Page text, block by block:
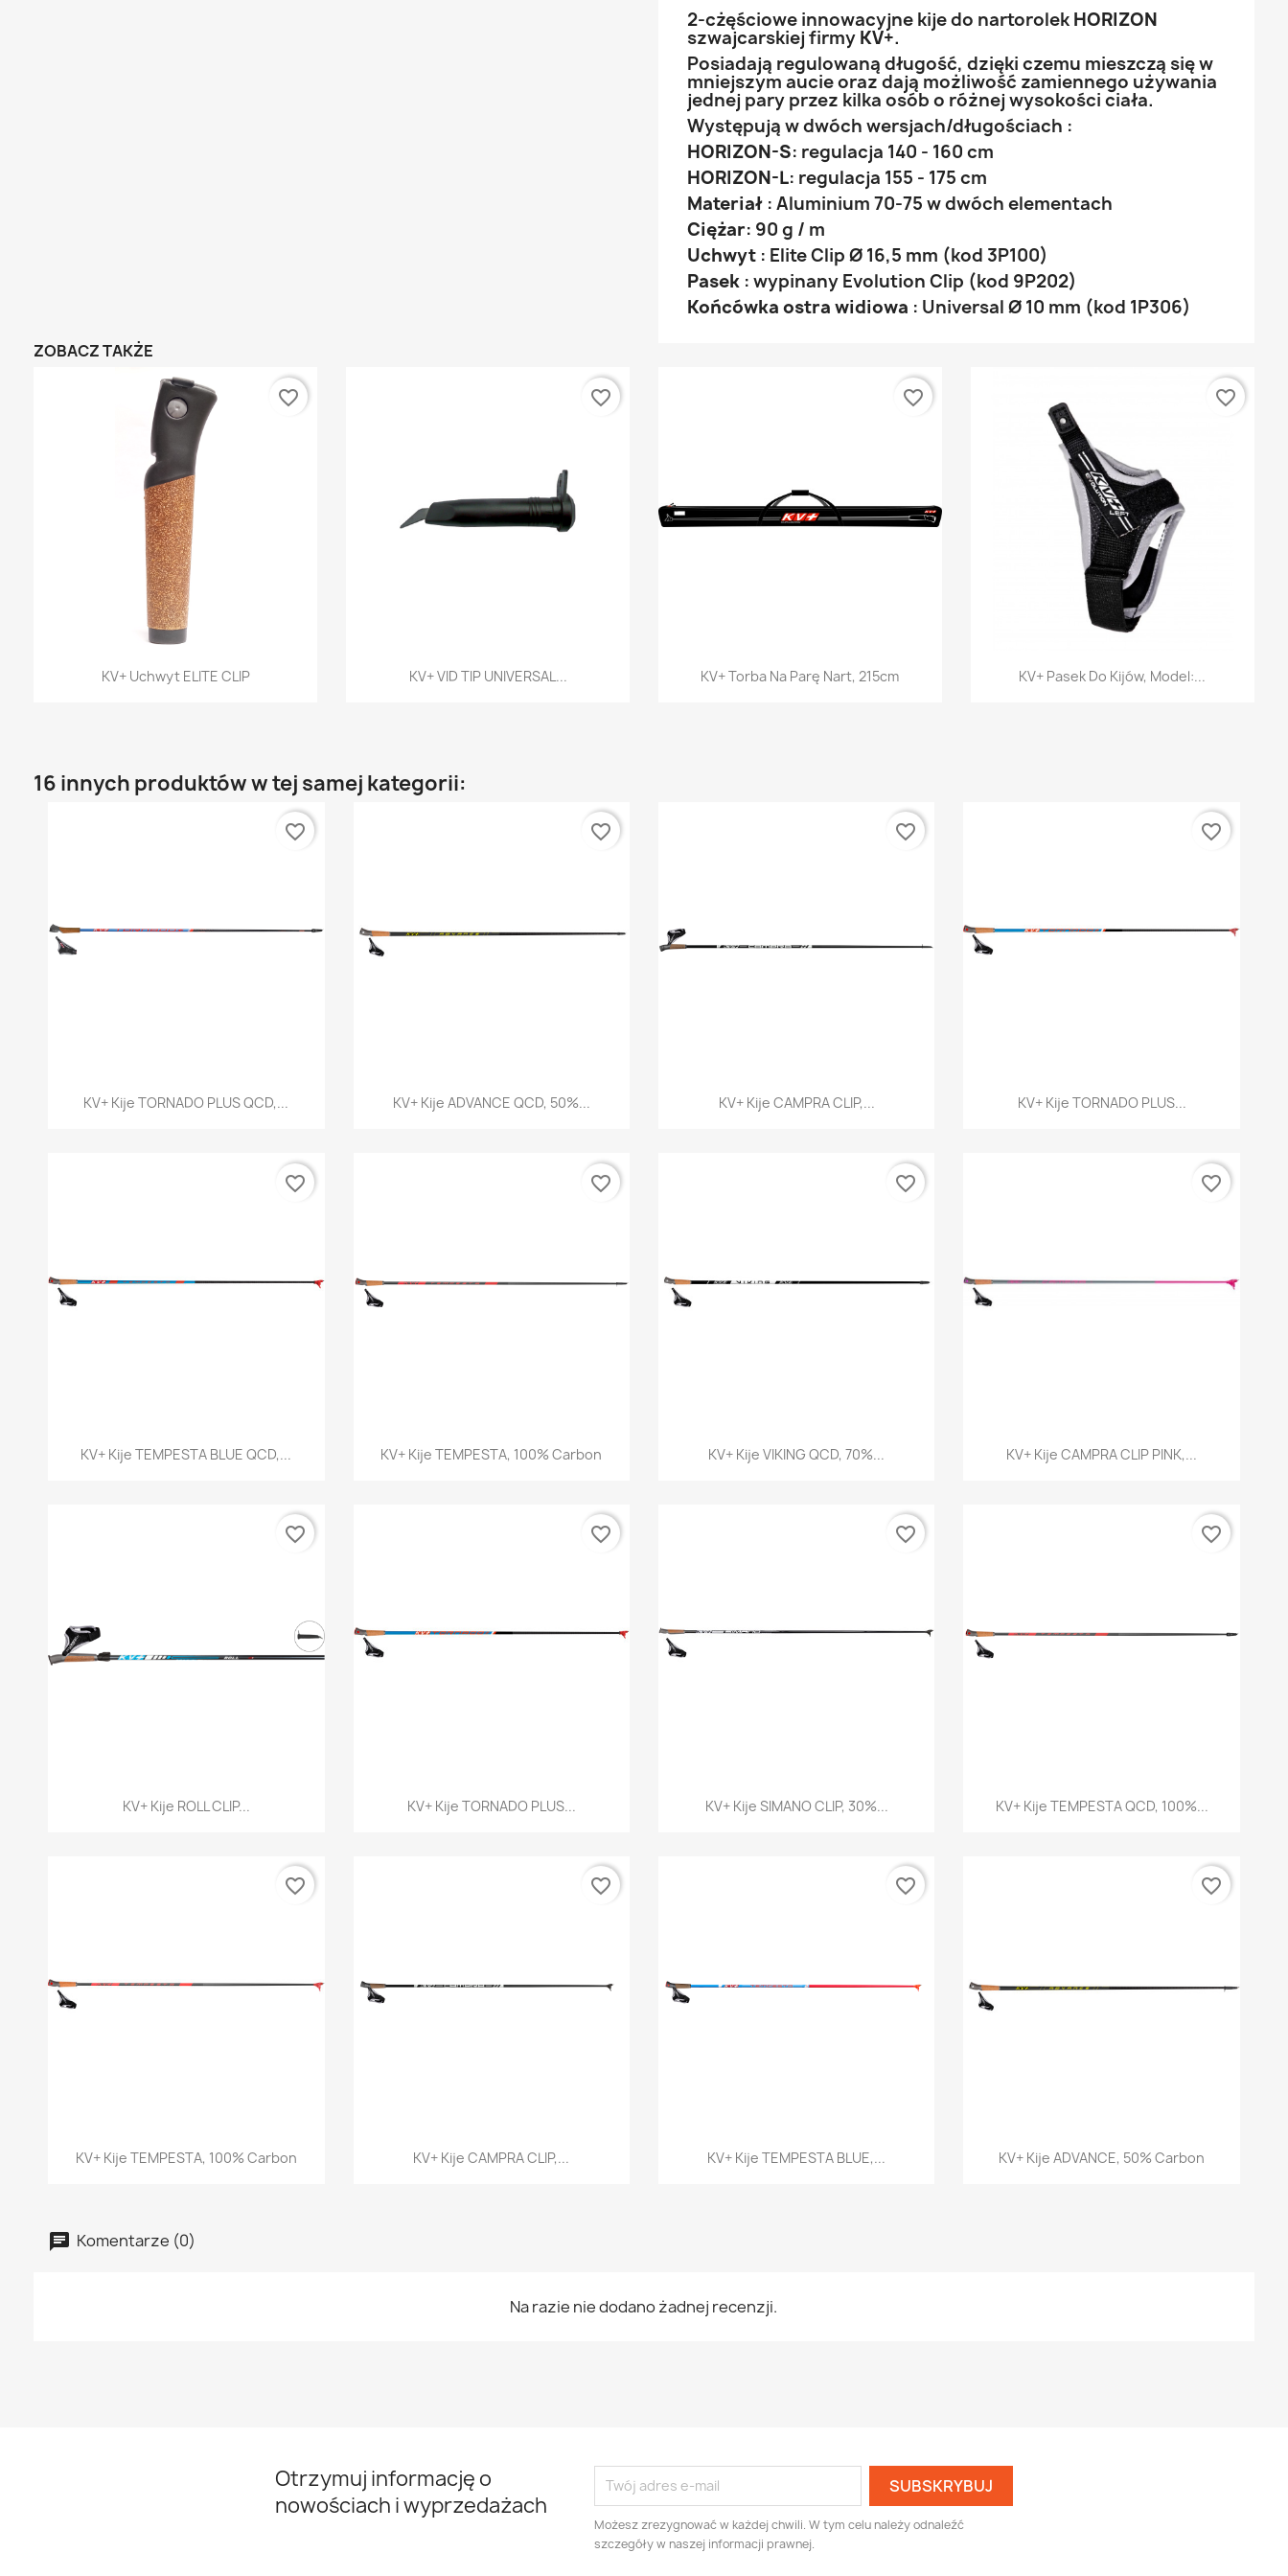
2-cżęściowe innowacyjne kije do nartorolek HORIZON
szwajcarskiej firmy KV+.
Posiadają regulowaną długość, dzięki czemu mieszczą się w
mniejszym aucie oraz dają możliwość zamiennego używania
jednej pary przez kilka osób o różnej wysokości ciała.
Występują w dwóch wersjach/długościach :
HORIZON-S: regulacja 140 - 160 cm
HORIZON-L: regulacja 155 - 175 cm
Materiał: Aluminium 70-75 w dwóch elementach
Ciężar: 90 g / m
Uchwyt: Elite Clip Ø 16,5 mm (kod 3P100)
Pasek: wypinany Evolution Clip (kod 9P202)
Końcówka ostra widiowa : Universal Ø 10 mm (kod 1P306)
ZOBACZ TAKŻE
Szybki podgląd
KV+ Uchwyt ELITE CLIP
favorite_border
Szybki podgląd
KV+ VID TIP UNIVERSAL...
favorite_border
Szybki podgląd
KV+ Torba Na Parę Nart, 215cm
favorite_border
Szybki podgląd
KV+ Pasek Do Kijów, Model:...
favorite_border
16 innych produktów w tej samej kategorii:
Szybki podgląd
KV+ Kije TORNADO PLUS QCD,...
favorite_border
 Szybki podgląd
KV+ Kije ADVANCE QCD, 50%...
favorite_border
Szybki podgląd
KV+ Kije CAMPRA CLIP,...
favorite_border
Szybki podgląd
KV+ Kije TORNADO PLUS...
favorite_border
Szybki podgląd
KV+ Kije TEMPESTA BLUE QCD,...
favorite_border
Szybki podgląd
KV+ Kije TEMPESTA, 100% Carbon
favorite_border
Szybki podgląd
KV+ Kije VIKING QCD, 70%...
favorite_border
Szybki podgląd
KV+ Kije CAMPRA CLIP PINK,...
favorite_border
Szybki podgląd
KV+ Kije ROLL CLIP...
favorite_border
Szybki podgląd
KV+ Kije TORNADO PLUS...
favorite_border
Szybki podgląd
KV+ Kije SIMANO CLIP, 30%...
favorite_border
Szybki podgląd
KV+ Kije TEMPESTA QCD, 100%...
favorite_border
Szybki podgląd
KV+ Kije TEMPESTA, 100% Carbon
favorite_border
Szybki podgląd
KV+ Kije CAMPRA CLIP,...
favorite_border
Szybki podgląd
KV+ Kije TEMPESTA BLUE,...
favorite_border
Szybki podgląd
KV+ Kije ADVANCE, 50% Carbon
favorite_border
Komentarze (0)
Na razie nie dodano żadnej recenzji.
Otrzymuj informację o
nowościach i wyprzedażach
Możesz zrezygnować w każdej chwili. W tym celu należy odnaleźć
szczegóły w naszej informacji prawnej.